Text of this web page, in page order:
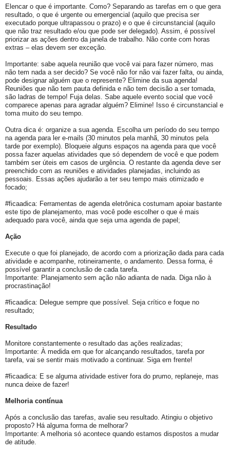
Elencar o que é importante. Como? Separando as tarefas em o que gera
resultado, o que é urgente ou emergencial (aquilo que precisa ser
executado porque ultrapassou o prazo) e o que é circunstancial (aquilo
que não traz resultado e/ou que pode ser delegado). Assim, é possível
priorizar as ações dentro da janela de trabalho. Não conte com horas
extras – elas devem ser exceção.
Importante: sabe aquela reunião que você vai para fazer número, mas
não tem nada a ser decido? Se você não for não vai fazer falta, ou ainda,
pode designar alguém que o represente? Elimine da sua agenda!
Reuniões que não tem pauta definida e não tem decisão a ser tomada,
são ladras de tempo! Fuja delas. Sabe aquele evento social que você
comparece apenas para agradar alguém? Elimine! Isso é circunstancial e
toma muito do seu tempo.
Outra dica é: organize a sua agenda. Escolha um período do seu tempo
na agenda para ler e-mails (30 minutos pela manhã, 30 minutos pela
tarde por exemplo). Bloqueie alguns espaços na agenda para que você
possa fazer aquelas atividades que só dependem de você e que podem
também ser úteis em casos de urgência. O restante da agenda deve ser
preenchido com as reuniões e atividades planejadas, incluindo as
pessoais. Essas ações ajudarão a ter seu tempo mais otimizado e
focado;
#ficaadica: Ferramentas de agenda eletrônica costumam apoiar bastante
este tipo de planejamento, mas você pode escolher o que é mais
adequado para você, ainda que seja uma agenda de papel;
Ação
Execute o que foi planejado, de acordo com a priorização dada para cada
atividade e acompanhe, rotineiramente, o andamento. Dessa forma, é
possível garantir a conclusão de cada tarefa.
Importante: Planejamento sem ação não adianta de nada. Diga não à
procrastinação!
#ficaadica: Delegue sempre que possível. Seja crítico e foque no
resultado;
Resultado
Monitore constantemente o resultado das ações realizadas;
Importante: À medida em que for alcançando resultados, tarefa por
tarefa, vai se sentir mais motivado a continuar. Siga em frente!
#ficaadica: E se alguma atividade estiver fora do prumo, replaneje, mas
nunca deixe de fazer!
Melhoria contínua
Após a conclusão das tarefas, avalie seu resultado. Atingiu o objetivo
proposto? Há alguma forma de melhorar?
Importante: A melhoria só acontece quando estamos dispostos a mudar
de atitude.